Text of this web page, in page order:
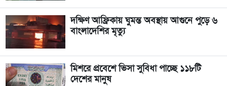
দক্ষিণ আফ্রিকায় ঘুমন্ত অবস্থায় আগুনে পুড়ে ৬
বাংলাদেশির মৃত্যু
মিশরে প্রবেশে ভিসা সুবিধা পাচ্ছে ১১৮টি
দেশের মানুষ